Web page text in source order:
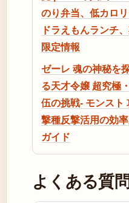
のり弁当、低カロ
ドラえもんランチ
限定情報
ゼーレ 魂の神秘を
る天才令嬢 超究極
伍の挑戦- モンスト
撃種反撃活用の効率
ガイド
よくある質